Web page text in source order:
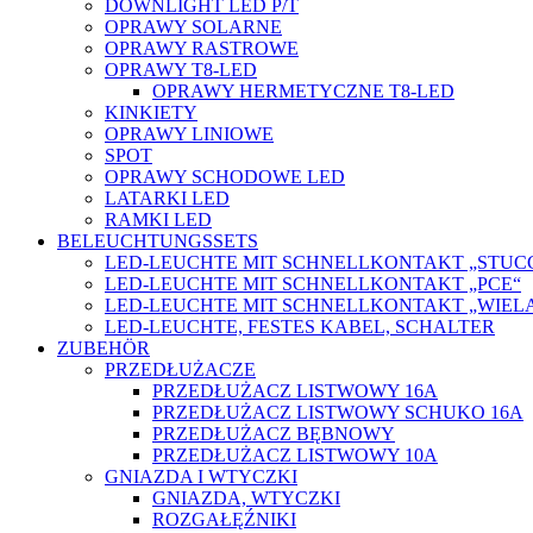
DOWNLIGHT LED P/T
OPRAWY SOLARNE
OPRAWY RASTROWE
OPRAWY T8-LED
OPRAWY HERMETYCZNE T8-LED
KINKIETY
OPRAWY LINIOWE
SPOT
OPRAWY SCHODOWE LED
LATARKI LED
RAMKI LED
BELEUCHTUNGSSETS
LED-LEUCHTE MIT SCHNELLKONTAKT
LED-LEUCHTE MIT SCHNELLKONTAKT „PCE“
LED-LEUCHTE MIT SCHNELLKONTAKT
LED-LEUCHTE, FESTES KABEL, SCHALTER
ZUBEHÖR
PRZEDŁUŻACZE
PRZEDŁUŻACZ LISTWOWY 16A
PRZEDŁUŻACZ LISTWOWY SCHUKO 16A
PRZEDŁUŻACZ BĘBNOWY
PRZEDŁUŻACZ LISTWOWY 10A
GNIAZDA I WTYCZKI
GNIAZDA, WTYCZKI
ROZGAŁĘŹNIKI